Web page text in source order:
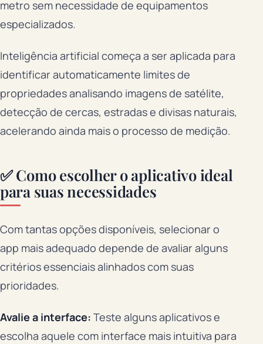
metro sem necessidade de equipamentos
especializados.
Inteligência artificial começa a ser aplicada para
identificar automaticamente limites de
propriedades analisando imagens de satélite,
detecção de cercas, estradas e divisas naturais,
acelerando ainda mais o processo de medição.
✅ Como escolher o aplicativo ideal
para suas necessidades
Com tantas opções disponíveis, selecionar o
app mais adequado depende de avaliar alguns
critérios essenciais alinhados com suas
prioridades.
Avalie a interface: Teste alguns aplicativos e
escolha aquele com interface mais intuitiva para